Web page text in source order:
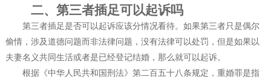
二、第三者插足可以起诉吗
第三者插足是否可以起诉应该分情况看待。如果第三者只是偶尔
偷情，涉及道德问题而非法律问题，没有法律可以处罚，但是如果以
夫妻名义共同生活或者是已经登记结婚，那么就可以起诉。
根据《中华人民共和国刑法》第二百五十八条规定，重婚罪是指